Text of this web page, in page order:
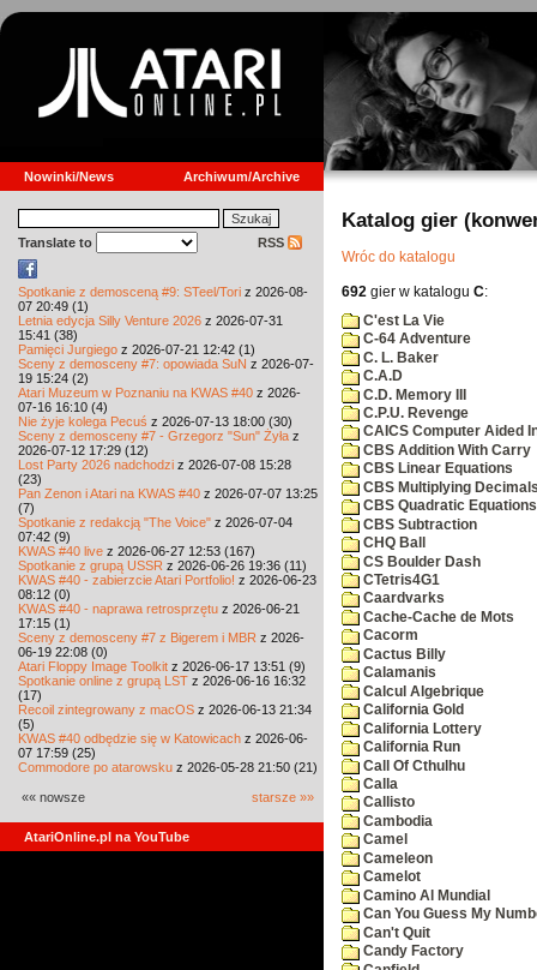
Nowinki/News Archiwum/Archive
Translate to RSS
Spotkanie z demosceną #9: STeel/Tori z 2026-08-
07 20:49 (1)
Letnia edycja Silly Venture 2026 z 2026-07-31
15:41 (38)
Pamięci Jurgiego z 2026-07-21 12:42 (1)
Sceny z demosceny #7: opowiada SuN z 2026-07-
19 15:24 (2)
Atari Muzeum w Poznaniu na KWAS #40 z 2026-
07-16 16:10 (4)
Nie żyje kolega Pecuś z 2026-07-13 18:00 (30)
Sceny z demosceny #7 - Grzegorz "Sun" Żyła z
2026-07-12 17:29 (12)
Lost Party 2026 nadchodzi z 2026-07-08 15:28
(23)
Pan Zenon i Atari na KWAS #40 z 2026-07-07 13:25
(7)
Spotkanie z redakcją "The Voice" z 2026-07-04
07:42 (9)
KWAS #40 live z 2026-06-27 12:53 (167)
Spotkanie z grupą USSR z 2026-06-26 19:36 (11)
KWAS #40 - zabierzcie Atari Portfolio! z 2026-06-23
08:12 (0)
KWAS #40 - naprawa retrosprzętu z 2026-06-21
17:15 (1)
Sceny z demosceny #7 z Bigerem i MBR z 2026-
06-19 22:08 (0)
Atari Floppy Image Toolkit z 2026-06-17 13:51 (9)
Spotkanie online z grupą LST z 2026-06-16 16:32
(17)
Recoil zintegrowany z macOS z 2026-06-13 21:34
(5)
KWAS #40 odbędzie się w Katowicach z 2026-06-
07 17:59 (25)
Commodore po atarowsku z 2026-05-28 21:50 (21)
«« nowsze starsze »»
AtariOnline.pl na YouTube
Katalog gier
Wróc do katalogu
692 gier w katalogu C:
C'est La Vie
C-64 Adventure
C. L. Baker
C.A.D
C.D. Memory III
C.P.U. Revenge
CAICS Computer Aided
CBS Addition With Carry
CBS Linear Equations
CBS Multiplying
CBS Quadratic Equations
CBS Subtraction
CHQ Ball
CS Boulder Dash
CTetris4G1
Caardvarks
Cache-Cache de Mots
Cacorm
Cactus Billy
Calamanis
Calcul Algebrique
California Gold
California Lottery
California Run
Call Of Cthulhu
Calla
Callisto
Cambodia
Camel
Cameleon
Camelot
Camino Al Mundial
Can You Guess My
Can't Quit
Candy Factory